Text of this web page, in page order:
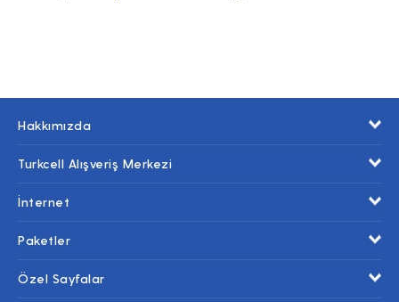
Hakkımızda
Turkcell Alışveriş Merkezi
İnternet
Paketler
Özel Sayfalar